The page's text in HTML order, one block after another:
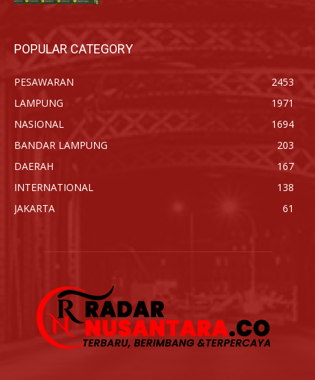
POPULAR CATEGORY
PESAWARAN
2453
LAMPUNG
1971
NASIONAL
1694
BANDAR LAMPUNG
203
DAERAH
167
INTERNATIONAL
138
JAKARTA
61